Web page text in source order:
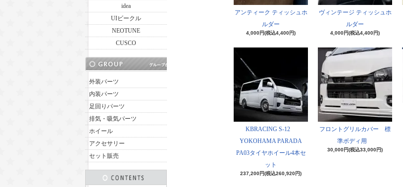
idea
UIビークル
NEOTUNE
CUSCO
外装パーツ
内装パーツ
足回りパーツ
排気・吸気パーツ
ホイール
アクセサリー
セット販売
アンティーク ティッシュホ
ルダー
4,000円(税込4,400円)
ヴィンテージ ティッシュホ
ルダー
4,000円(税込4,400円)
KBRACING S-12
YOKOHAMA PARADA
PA03タイヤホイール4本セ
ット
237,200円(税込260,920円)
フロントグリルカバー 標
準ボディ用
30,000円(税込33,000円)